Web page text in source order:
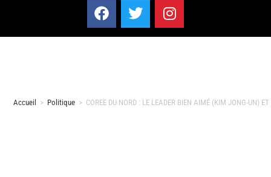
Accueil > Politique > COREE DU NORD : LE LEADER BIEN AIMÉ (KIM JONG-UN)